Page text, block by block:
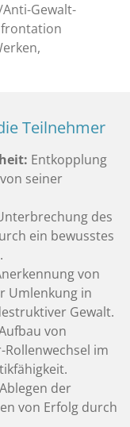
Gewalt-
Teilnehmer
Entkopplung
seiner
des
ein bewusstes
.
von
Umlenkung in
Gewalt.
von
Rollenwechsel im
.
Ablegen der
von Erfolg durch